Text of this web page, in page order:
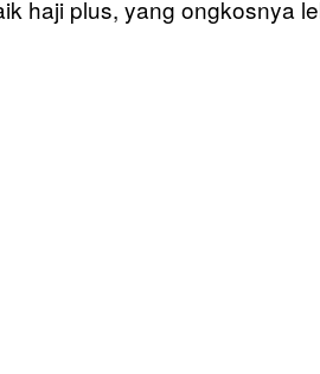
haji plus, yang ongkosnya